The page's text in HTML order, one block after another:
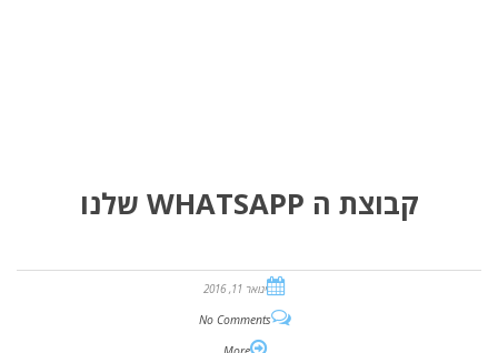
קבוצת ה WHATSAPP שלנו
ינואר 11, 2016
No Comments